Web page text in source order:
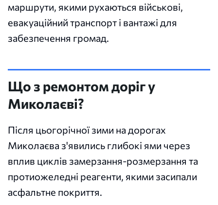
маршрути, якими рухаються військові,
евакуаційний транспорт і вантажі для
забезпечення громад.
Що з ремонтом доріг у
Миколаєві?
Після цьогорічної зими на дорогах
Миколаєва з'явились глибокі ями через
вплив циклів замерзання-розмерзання та
протиожеледні реагенти, якими засипали
асфальтне покриття.